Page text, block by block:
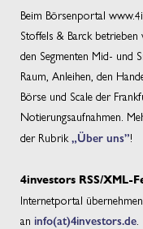
Beim Börsenportal
Stoffels & Barck
den Segmenten Mid- und
Raum, Anleihen, den
Börse und Scale der
Notierungsaufnahmen.
der Rubrik„Über uns”!
4investors RSS/XML-
Internetportal
an info(at)4investors.de.